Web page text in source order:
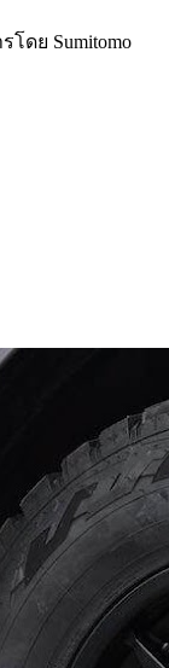
ดย Sumitomo